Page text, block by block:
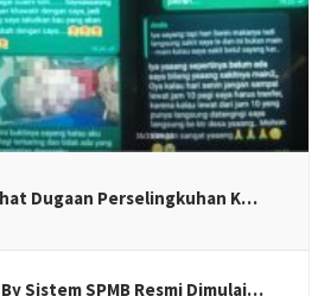
Dugaan Perselingkuhan K…
Sistem SPMB Resmi Dimulai…